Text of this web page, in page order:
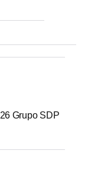
Grupo SDP